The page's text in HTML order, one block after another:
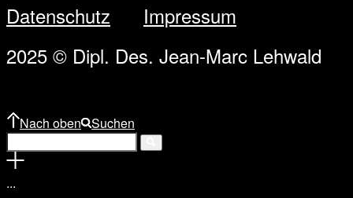
Datenschutz
Impressum
2025 © Dipl. Des. Jean-Marc Lehwald
Nach oben Suchen
...